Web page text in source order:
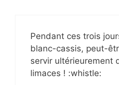
Pendant ces trois
blanc-cassis, peut-
servir ultérieurement
limaces ! :whistle: